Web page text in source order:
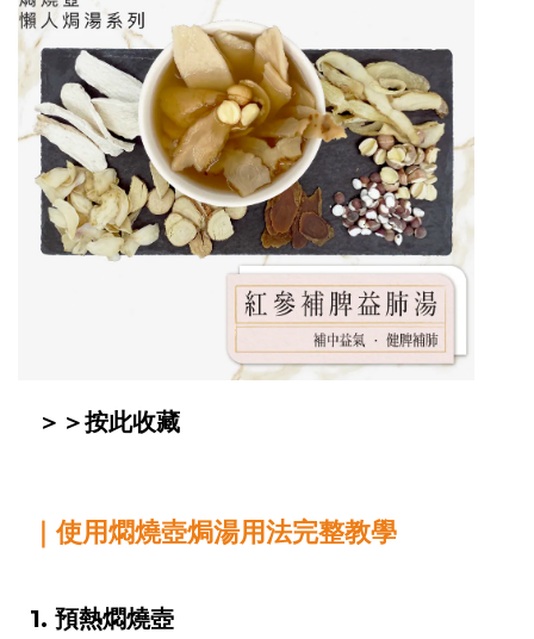
＞＞按此收藏
｜使用燜燒壺焗湯用法完整教學
1. 預熱燜燒壺